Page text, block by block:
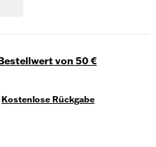
von 50 €
Kostenlose Rückgabe